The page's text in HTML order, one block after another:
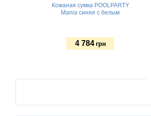
Кожаная сумка POOLPARTY
Mania синяя с белым
4 784 грн